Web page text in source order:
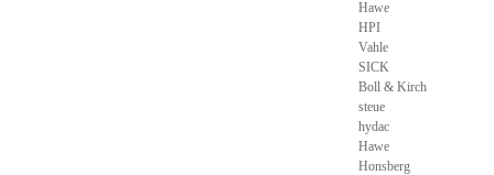
Hawe
HPI
Vahle
SICK
Boll & Kirch
steue
hydac
Hawe
Honsberg